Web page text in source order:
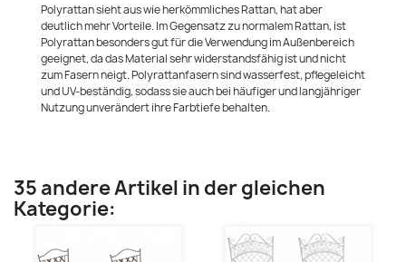
Polyrattan sieht aus wie herkömmliches Rattan, hat aber
deutlich mehr Vorteile. Im Gegensatz zu normalem Rattan, ist
Polyrattan besonders gut für die Verwendung im Außenbereich
geeignet, da das Material sehr widerstandsfähig ist und nicht
zum Fasern neigt. Polyrattanfasern sind wasserfest, pflegeleicht
und UV-beständig, sodass sie auch bei häufiger und langjähriger
Nutzung unverändert ihre Farbtiefe behalten.
35 andere Artikel in der gleichen
Kategorie: